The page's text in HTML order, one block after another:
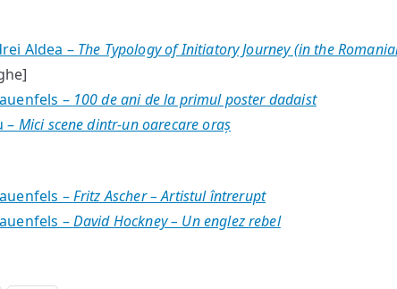
Aldea – The Typology of Initiatory Journey (in the
– 100 de ani de la primul poster dadaist
– Mici scene dintr-un oarecare oraș
–Fritz Ascher – Artistul întrerupt
–David Hockney – Un englez rebel